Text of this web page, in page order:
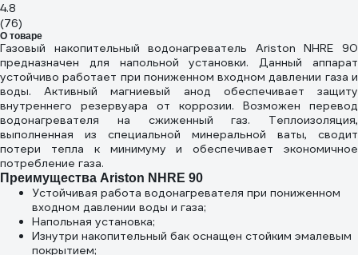
4.8
(76)
О товаре
Газовый накопительный водонагреватель Ariston NHRE 90
предназначен для напольной установки. Данный аппарат
устойчиво работает при пониженном входном давлении газа и
воды. Активный магниевый анод обеспечивает защиту
внутреннего резервуара от коррозии. Возможен перевод
водонагревателя на сжиженный газ. Теплоизоляция,
выполненная из специальной минеральной ваты, сводит
потери тепла к минимуму и обеспечивает экономичное
потребление газа.
Преимущества Ariston NHRE 90
Устойчивая работа водонагревателя при пониженном
входном давлении воды и газа;
Напольная установка;
Изнутри накопительный бак оснащен стойким эмалевым
покрытием;